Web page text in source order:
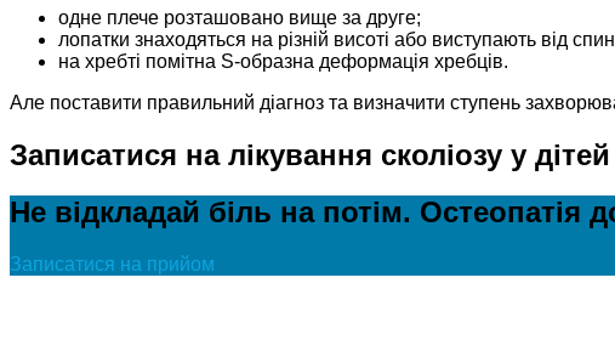
одне плече розташовано вище за друге;
лопатки знаходяться на різній висоті або виступають від
на хребті помітна S-образна деформація хребців.
Але поставити правильний діагноз та визначити ступень
Записатися на лікування сколіозу у
Не відкладай біль на потім. Остеопатія
Записатися на прийом